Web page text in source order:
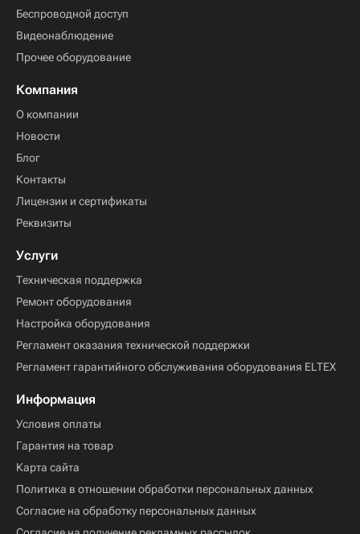
Беспроводной доступ
Видеонаблюдение
Прочее оборудование
Компания
О компании
Новости
Блог
Контакты
Лицензии и сертификаты
Реквизиты
Услуги
Техническая поддержка
Ремонт оборудования
Настройка оборудования
Регламент оказания технической поддержки
Регламент гарантийного обслуживания оборудования ELTEX
Информация
Условия оплаты
Гарантия на товар
Карта сайта
Политика в отношении обработки персональных данных
Согласие на обработку персональных данных